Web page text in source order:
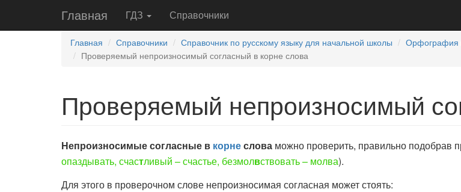
Главная ГДЗ Справочники
Главная Справочники Справочник по русскому языку для начальной школы
Орфография
Проверяемый непроизносимый согласный в корне слова
Проверяемый непроизносимый
Непроизносимые согласные в корнеслова можно проверить, правильно подобрав
опаздывать, счастливый – счастье, безмолвствовать – молва).
Для этого в проверочном слове непроизносимая согласная может стоять: